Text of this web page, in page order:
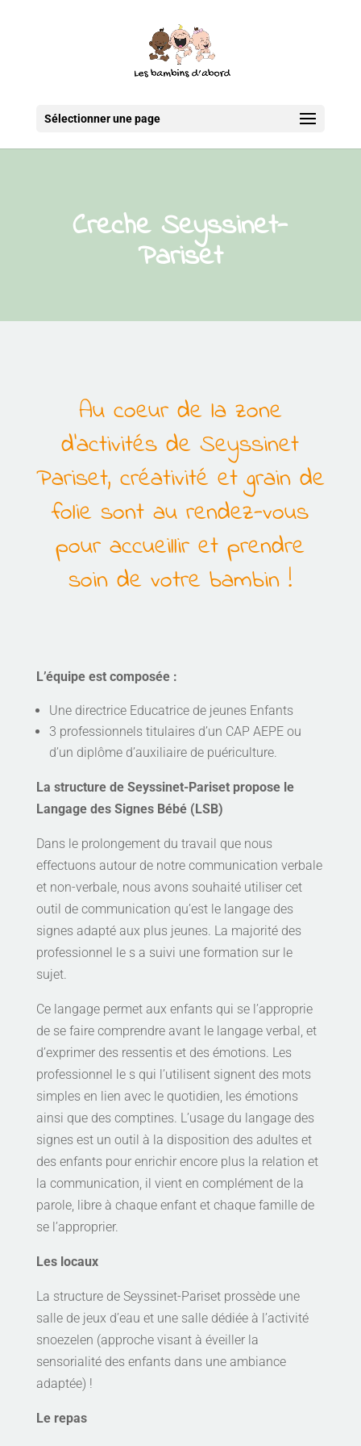
Sélectionner une page
Creche Seyssinet-
Pariset
Au coeur de la zone
d’activités de Seyssinet
Pariset, créativité et grain de
folie sont au rendez-vous
pour accueillir et prendre
soin de votre bambin !
L’équipe est composée :
Une directrice Educatrice de jeunes Enfants
3 professionnels titulaires d’un CAP AEPE ou
d’un diplôme d’auxiliaire de puériculture.
La structure de Seyssinet-Pariset propose le
Langage des Signes Bébé (LSB)
Dans le prolongement du travail que nous
effectuons autour de notre communication verbale
et non-verbale, nous avons souhaité utiliser cet
outil de communication qu’est le langage des
signes adapté aux plus jeunes. La majorité des
professionnel le s a suivi une formation sur le
sujet.
Ce langage permet aux enfants qui se l’approprie
de se faire comprendre avant le langage verbal, et
d’exprimer des ressentis et des émotions. Les
professionnel le s qui l’utilisent signent des mots
simples en lien avec le quotidien, les émotions
ainsi que des comptines. L’usage du langage des
signes est un outil à la disposition des adultes et
des enfants pour enrichir encore plus la relation et
la communication, il vient en complément de la
parole, libre à chaque enfant et chaque famille de
se l’approprier.
Les locaux
La structure de Seyssinet-Pariset prossède une
salle de jeux d’eau et une salle dédiée à l’activité
snoezelen (approche visant à éveiller la
sensorialité des enfants dans une ambiance
adaptée) !
Le repas